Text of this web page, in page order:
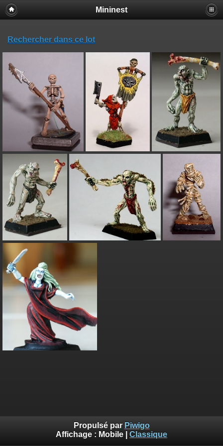
Mininest
Rechercher dans ce lot
Propulsé par Piwigo
Affichage : Mobile Classique